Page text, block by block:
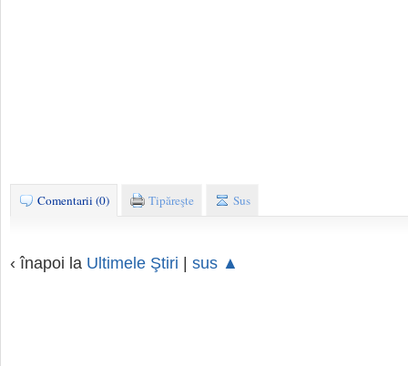
Comentarii (0) Tipăreşte Sus
‹ înapoi la Ultimele Ştiri | sus ▲